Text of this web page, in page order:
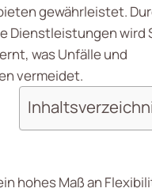
gewährleistet.
Dienstleistungen wird
was Unfälle und
vermeidet.
hohes Maß an